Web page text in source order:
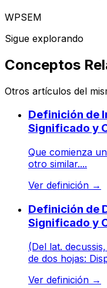
WPSEM
Sigue explorando
Conceptos
Otros artículos del
Definición de
Significado y
Que comienza
otro similar....
Ver definición →
Definición de
Significado y
(Del lat.
de dos hojas:
Ver definición →